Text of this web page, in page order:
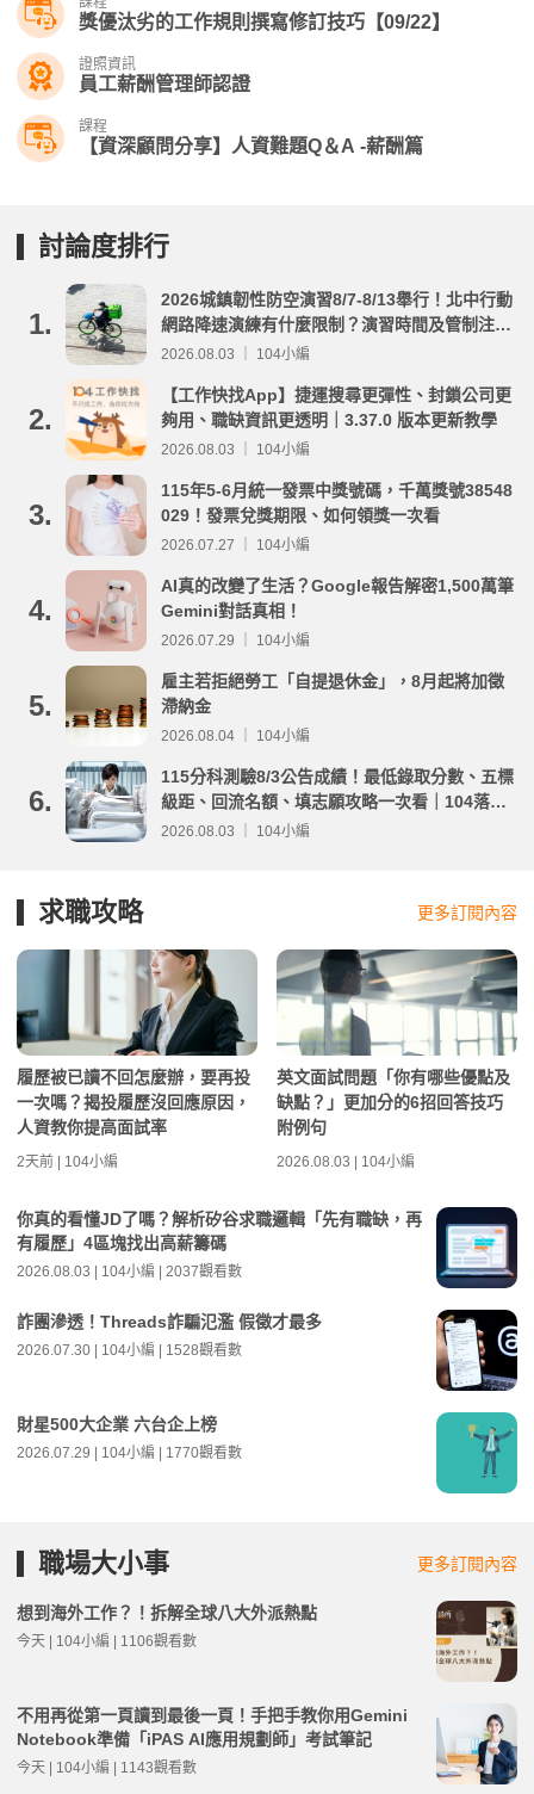
獎優汰劣的工作規則撰寫修訂技巧【09/22】
證照資訊
員工薪酬管理師認證
課程
【資深顧問分享】人資難題Q＆A -薪酬篇
討論度排行
1.
2026城鎮韌性防空演習8/7-8/13舉行！北中行動
網路降速演練有什麼限制？演習時間及管制注意
事項整理
2026.08.03 ｜ 104小編
2.
【工作快找App】捷運搜尋更彈性、封鎖公司更
夠用、職缺資訊更透明｜3.37.0 版本更新教學
2026.08.03 ｜ 104小編
3.
115年5-6月統一發票中獎號碼，千萬獎號38548
029！發票兌獎期限、如何領獎一次看
2026.07.27 ｜ 104小編
4.
AI真的改變了生活？Google報告解密1,500萬筆
Gemini對話真相！
2026.07.29 ｜ 104小編
5.
雇主若拒絕勞工「自提退休金」，8月起將加徵
滯納金
2026.08.04 ｜ 104小編
6.
115分科測驗8/3公告成績！最低錄取分數、五標
級距、回流名額、填志願攻略一次看｜104落點
分析
2026.08.03 ｜ 104小編
求職攻略 更多訂閱內容
履歷被已讀不回怎麼辦，要再投
一次嗎？揭投履歷沒回應原因，
人資教你提高面試率
2天前 | 104小編
英文面試問題「你有哪些優點及
缺點？」更加分的6招回答技巧
附例句
2026.08.03 | 104小編
你真的看懂JD了嗎？解析矽谷求職邏輯「先有職缺，再
有履歷」4區塊找出高薪籌碼
2026.08.03 | 104小編 | 2037觀看數
詐團滲透！Threads詐騙氾濫 假徵才最多
2026.07.30 | 104小編 | 1528觀看數
財星500大企業 六台企上榜
2026.07.29 | 104小編 | 1770觀看數
職場大小事 更多訂閱內容
想到海外工作？！拆解全球八大外派熱點
今天 | 104小編 | 1106觀看數
不用再從第一頁讀到最後一頁！手把手教你用Gemini
Notebook準備「iPAS AI應用規劃師」考試筆記
今天 | 104小編 | 1143觀看數